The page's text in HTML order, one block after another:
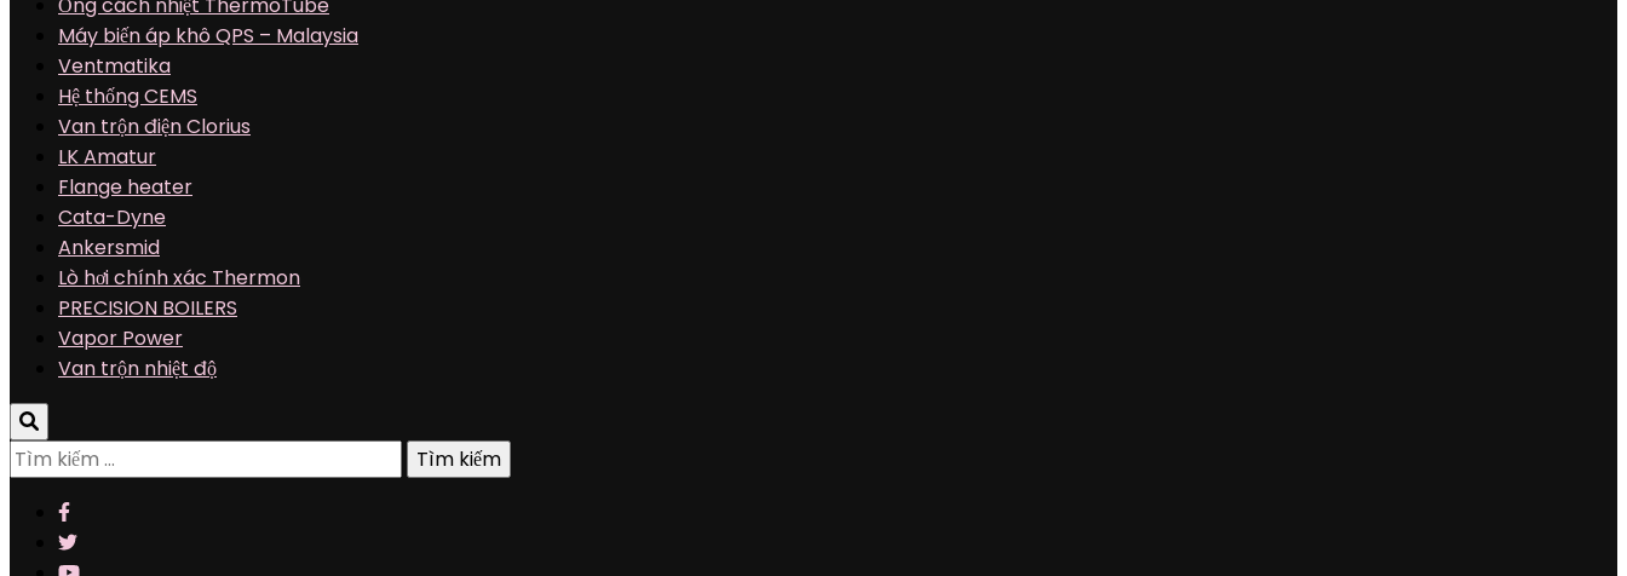
Máy biến áp khô QPS – Malaysia
Ventmatika
Hệ thống CEMS
Van trộn điện Clorius
LK Amatur
Flange heater
Cata-Dyne
Ankersmid
Lò hơi chính xác Thermon
PRECISION BOILERS
Vapor Power
Van trộn nhiệt độ
Tìm
kiếm